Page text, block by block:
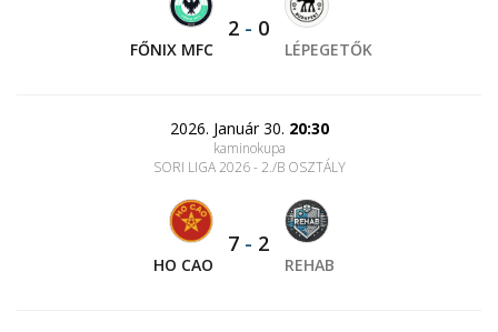
FŐNIX MFC
2 - 0
LÉPEGETŐK
2026. Január 30. 20:30
kaminokupa
SORI LIGA 2026 - 2./B OSZTÁLY
HO CAO
7 - 2
REHAB